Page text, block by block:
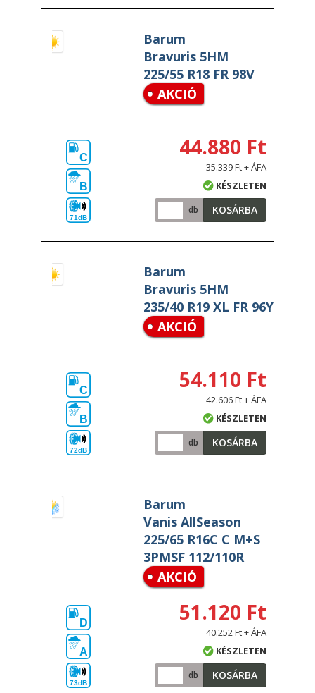
Barum
Bravuris 5HM
225/55 R18 FR 98V
AKCIÓ
C
B
71dB
44.880 Ft
35.339 Ft + ÁFA
KÉSZLETEN
db KOSÁRBA
Barum
Bravuris 5HM
235/40 R19 XL FR 96Y
AKCIÓ
C
B
72dB
54.110 Ft
42.606 Ft + ÁFA
KÉSZLETEN
db KOSÁRBA
Barum
Vanis AllSeason
225/65 R16C C M+S
3PMSF 112/110R
AKCIÓ
D
A
73dB
51.120 Ft
40.252 Ft + ÁFA
KÉSZLETEN
db KOSÁRBA